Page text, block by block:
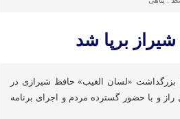
برپا شد
بزرگداشت «لسان الغیب» حافظ شیرازی در
راز و با حضور گسترده مردم و اجرای برنامه